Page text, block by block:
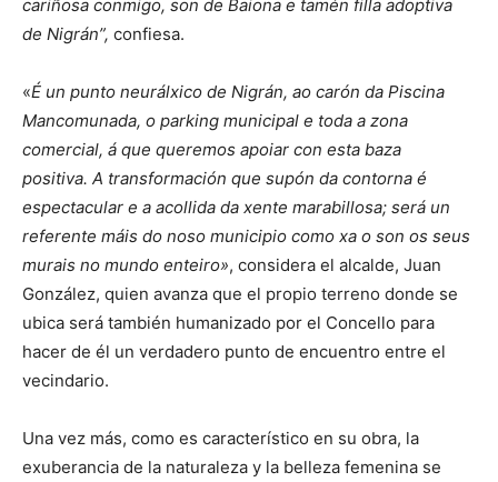
cariñosa conmigo, son de Baiona e tamén filla adoptiva
de Nigrán”, confiesa.
«É un punto neurálxico de Nigrán, ao carón da Piscina
Mancomunada, o parking municipal e toda a zona
comercial, á que queremos apoiar con esta baza
positiva. A transformación que supón da contorna é
espectacular e a acollida da xente marabillosa; será un
referente máis do noso municipio como xa o son os seus
murais no mundo enteiro», considera el alcalde, Juan
González, quien avanza que el propio terreno donde se
ubica será también humanizado por el Concello para
hacer de él un verdadero punto de encuentro entre el
vecindario.
Una vez más, como es característico en su obra, la
exuberancia de la naturaleza y la belleza femenina se